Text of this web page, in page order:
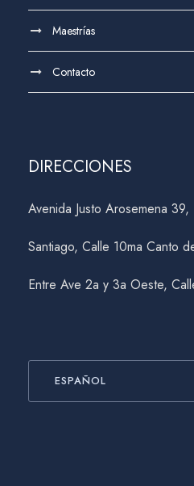
Maestrías
Contacto
DIRECCIONES
Avenida Justo Arosemena 39,
Santiago, Calle 10ma Canto
Entre Ave 2a y 3a Oeste,
ESPAÑOL